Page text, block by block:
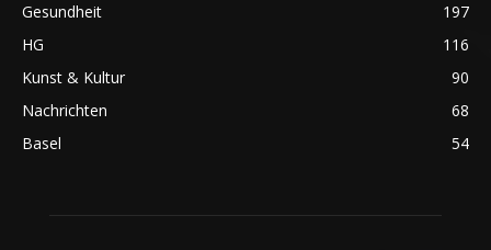
Gesundheit
197
HG
116
Kunst & Kultur
90
Nachrichten
68
Basel
54